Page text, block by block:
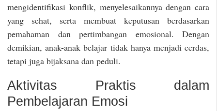
mengidentifikasi konflik, menyelesaikannya dengan cara
yang sehat, serta membuat keputusan berdasarkan
pemahaman dan pertimbangan emosional. Dengan
demikian, anak-anak belajar tidak hanya menjadi cerdas,
tetapi juga bijaksana dan peduli.
Aktivitas Praktis dalam
Pembelajaran Emosi